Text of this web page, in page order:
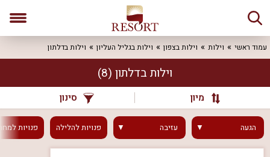
עמוד ראשי וילות וילות בצפון וילות בגליל העליון וילות בדלתון
וילות בדלתון (8)
מיון סינון
הגעה עזיבה פנויותלהלילה פנויות